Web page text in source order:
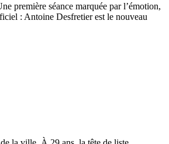
première séance marquée par l’émotion,
: Antoine Desfretier est le nouveau